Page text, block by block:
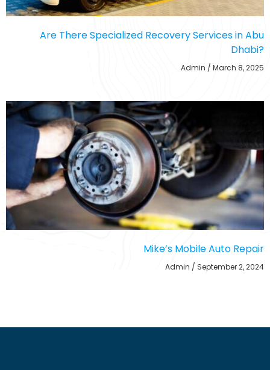
Are There Specialized Recovery Services in Abu
Dhabi?
Admin March 8, 2025
Mike’s Mobile Auto Repair
Admin September 2, 2024